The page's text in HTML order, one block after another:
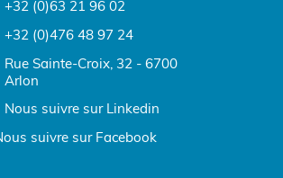
+32 (0)63 21 96 02
+32 (0)476 48 97 24
Rue Sainte-Croix, 32 - 6700
Arlon
Nous suivre sur Linkedin
suivre sur Facebook